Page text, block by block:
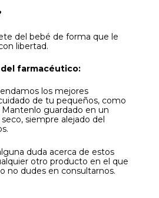
del bebé de forma que le
libertad.
farmacéutico:
los mejores
de tu pequeños, como
Mantenlo guardado en un
siempre alejado del
duda acerca de estos
otro producto en el que
no dudes en consultarnos.